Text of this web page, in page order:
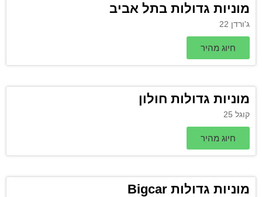
מוניות גדולות בתל אביב
ג'ורדן 22
חיוג מהיר
מוניות גדולות חולון
קוגל 25
חיוג מהיר
מוניות גדולות Bigcar